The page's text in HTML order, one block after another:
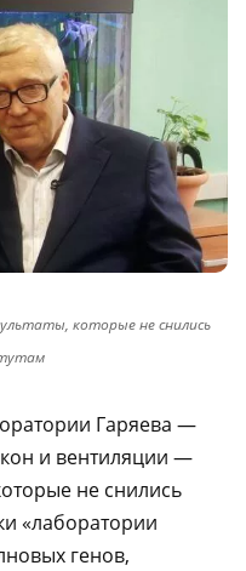
которые не снились
Гаряева —
и вентиляции —
не снились
«лаборатории
генов,